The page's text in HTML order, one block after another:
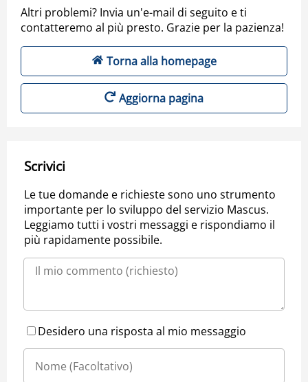
Altri problemi? Invia un'e-mail di seguito e ti
contatteremo al più presto. Grazie per la pazienza!
Torna alla homepage
Aggiorna pagina
Scrivici
Le tue domande e richieste sono uno strumento
importante per lo sviluppo del servizio Mascus.
Leggiamo tutti i vostri messaggi e rispondiamo il
più rapidamente possibile.
Desidero una risposta al mio messaggio